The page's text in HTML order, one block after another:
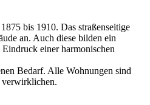
bis 1910. Das straßenseitige
an. Auch diese bilden ein
einer harmonischen
Bedarf. Alle Wohnungen sind
verwirklichen.